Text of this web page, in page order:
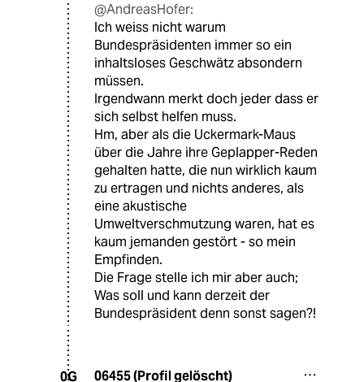
@AndreasHofer:
Ich weiss nicht warum
Bundespräsidenten immer so ein
inhaltsloses Geschwätz absondern
müssen.
Irgendwann merkt doch jeder dass er
sich selbst helfen muss.
Hm, aber als die Uckermark-Maus
über die Jahre ihre Geplapper-Reden
gehalten hatte, die nun wirklich kaum
zu ertragen und nichts anderes, als
eine akustische
Umweltverschmutzung waren, hat es
kaum jemanden gestört - so mein
Empfinden.
Die Frage stelle ich mir aber auch;
Was soll und kann derzeit der
Bundespräsident denn sonst sagen?!
0G 06455 (Profil gelöscht)